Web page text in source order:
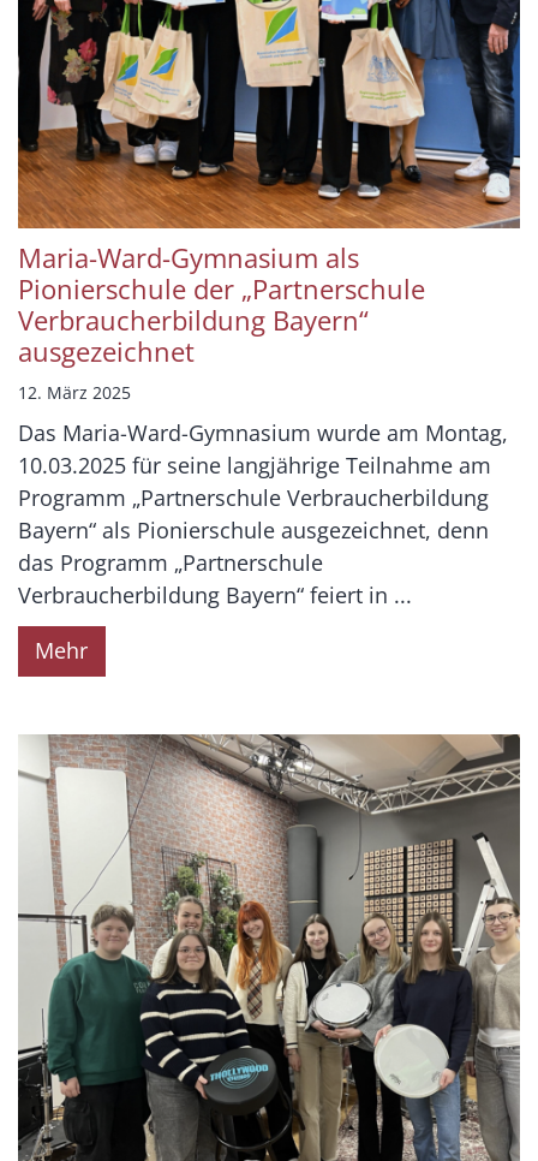
Maria-Ward-Gymnasium als
Pionierschule der „Partnerschule
Verbraucherbildung Bayern“
ausgezeichnet
12. März 2025
Das Maria-Ward-Gymnasium wurde am Montag,
10.03.2025 für seine langjährige Teilnahme am
Programm „Partnerschule Verbraucherbildung
Bayern“ als Pionierschule ausgezeichnet, denn
das Programm „Partnerschule
Verbraucherbildung Bayern“ feiert in ...
Mehr